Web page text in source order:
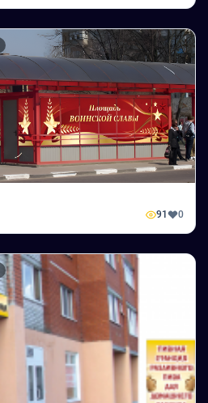
91 0